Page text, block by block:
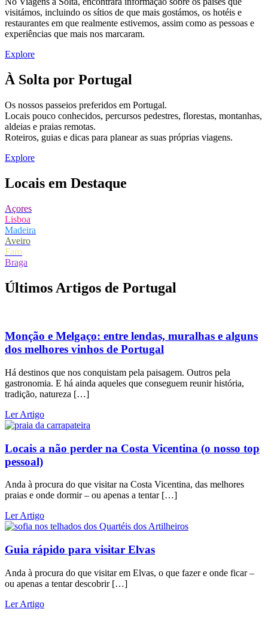
visitámos, incluindo os sítios de que mais gostámos, os hotéis e
restaurantes em que realmente estivemos, assim como as pessoas e
experiências que mais nos marcaram.
Explore
À Solta por Portugal
Os nossos passeios preferidos em Portugal.
Locais pouco conhecidos, percursos pedestres, florestas, montanhas,
aldeias e praias remotas.
Roteiros, guias e dicas para planear as suas próprias viagens.
Explore
Locais em Destaque
Açores
Lisboa
Madeira
Aveiro
Faro
Braga
Últimos Artigos de Portugal
Monção e Melgaço: entre lendas, muralhas e alguns
dos melhores vinhos de Portugal
Há destinos que nos conquistam pela paisagem. Outros pela
gastronomia. E há ainda aqueles que conseguem reunir história,
tradição, natureza […]
Ler Artigo
Locais a não perder na Costa Vicentina (o nosso top
pessoal)
Anda à procura do que visitar na Costa Vicentina, das melhores
praias e onde dormir – ou apenas a tentar […]
Ler Artigo
Guia rápido para visitar Elvas
Anda à procura do que visitar em Elvas, o que fazer e onde ficar –
ou apenas a tentar descobrir […]
Ler Artigo